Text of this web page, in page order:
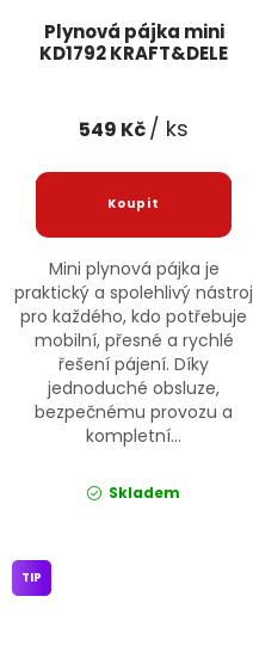
Plynová pájka mini
KD1792 KRAFT&DELE
549 Kč/ ks
Mini plynová pájka je
praktický a spolehlivý nástroj
pro každého, kdo potřebuje
mobilní, přesné a rychlé
řešení pájení. Díky
jednoduché obsluze,
bezpečnému provozu a
kompletní...
Skladem
TIP